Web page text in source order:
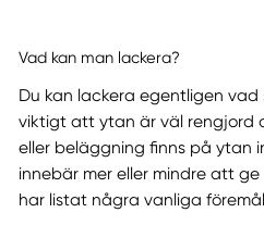
Vad kan man lackera?
Du kan lackera egentligen vad
viktigt att ytan är väl rengjord
eller beläggning finns på ytan
innebär mer eller mindre att
har listat några vanliga